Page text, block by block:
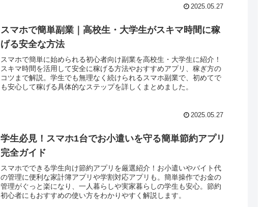
2025.05.27
スマホで簡単副業｜高校生・大学生がスキマ時間に稼
げる安全な方法
スマホで簡単に始められる初心者向け副業を高校生・大学生に紹介！
スキマ時間を活用して安全に稼げる方法やおすすめアプリ、稼ぎ方の
コツまで解説。学生でも無理なく続けられるスマホ副業で、初めてで
も安心して稼げる具体的なステップを詳しくまとめました。
2025.05.27
学生必見！スマホ1台でお小遣いを守る簡単節約アプリ
完全ガイド
スマホでできる学生向け節約アプリを厳選紹介！お小遣いやバイト代
の管理に便利な家計簿アプリや学割対応アプリも。簡単操作でお金の
管理がぐっと楽になり、一人暮らしや実家暮らしの学生も安心。節約
初心者にもおすすめの使い方をわかりやすく解説します。